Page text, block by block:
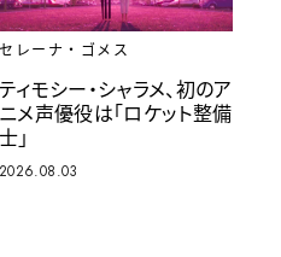
セレーナ・ゴメス
ティモシー・シャラメ、初のア
ニメ声優役は「ロケット整備
士」
2026.08.03